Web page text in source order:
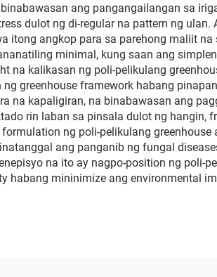
ang pangangailangan sa
dulot ng di-regular na pattern ng ulan.
itong angkop para sa parehong maliit na
minimal, kung saan ang
na kalikasan ng poli-pelikulang
greenhouse framework habang
na kapaligiran, na binabawasan ang
rin laban sa pinsala dulot ng hangin,
ng poli-pelikulang greenhouse
ang panganib ng fungal
na ito ay nagpo-position ng poli-
habang mininimize ang environmental